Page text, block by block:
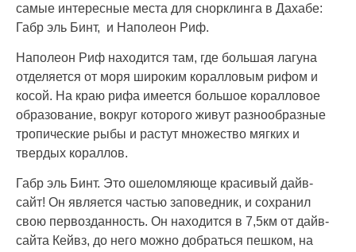
самые интересные места для снорклинга в Дахабе:
Габр эль Бинт, и Наполеон Риф.
Наполеон Риф находится там, где большая лагуна
отделяется от моря широким коралловым рифом и
косой. На краю рифа имеется большое коралловое
образование, вокруг которого живут разнообразные
тропические рыбы и растут множество мягких и
твердых кораллов.
Габр эль Бинт. Это ошеломляюще красивый дайв-
сайт! Он является частью заповедник, и сохранил
свою первозданность. Он находится в 7,5км от дайв-
сайта Кейвз, до него можно добраться пешком, на